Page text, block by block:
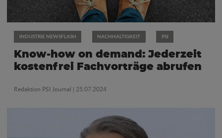
INDUSTRIE NEWSFLASH NACHHALTIGKEIT PSI
Know-how on demand: Jederzeit
kostenfrei Fachvorträge abrufen
Redaktion PSI Journal | 25.07.2024